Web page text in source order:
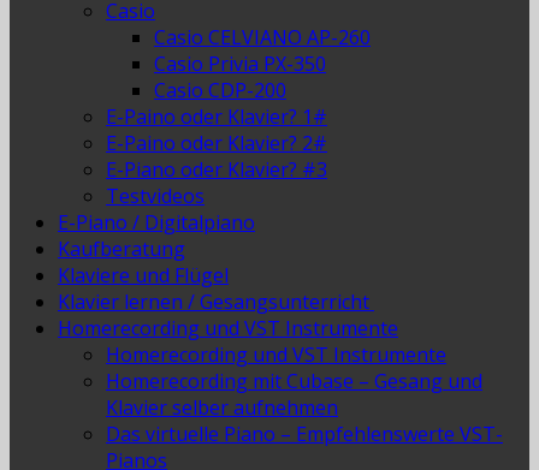
Casio
Casio CELVIANO AP-260
Casio Privia PX-350
Casio CDP-200
E-Paino oder Klavier? 1#
E-Paino oder Klavier? 2#
E-Piano oder Klavier? #3
Testvideos
E-Piano / Digitalpiano
Kaufberatung
Klaviere und Flügel
Klavier lernen / Gesangsunterricht
Homerecording und VST Instrumente
Homerecording und VST Instrumente
Homerecording mit Cubase – Gesang und
Klavier selber aufnehmen
Das virtuelle Piano – Empfehlenswerte VST-
Pianos